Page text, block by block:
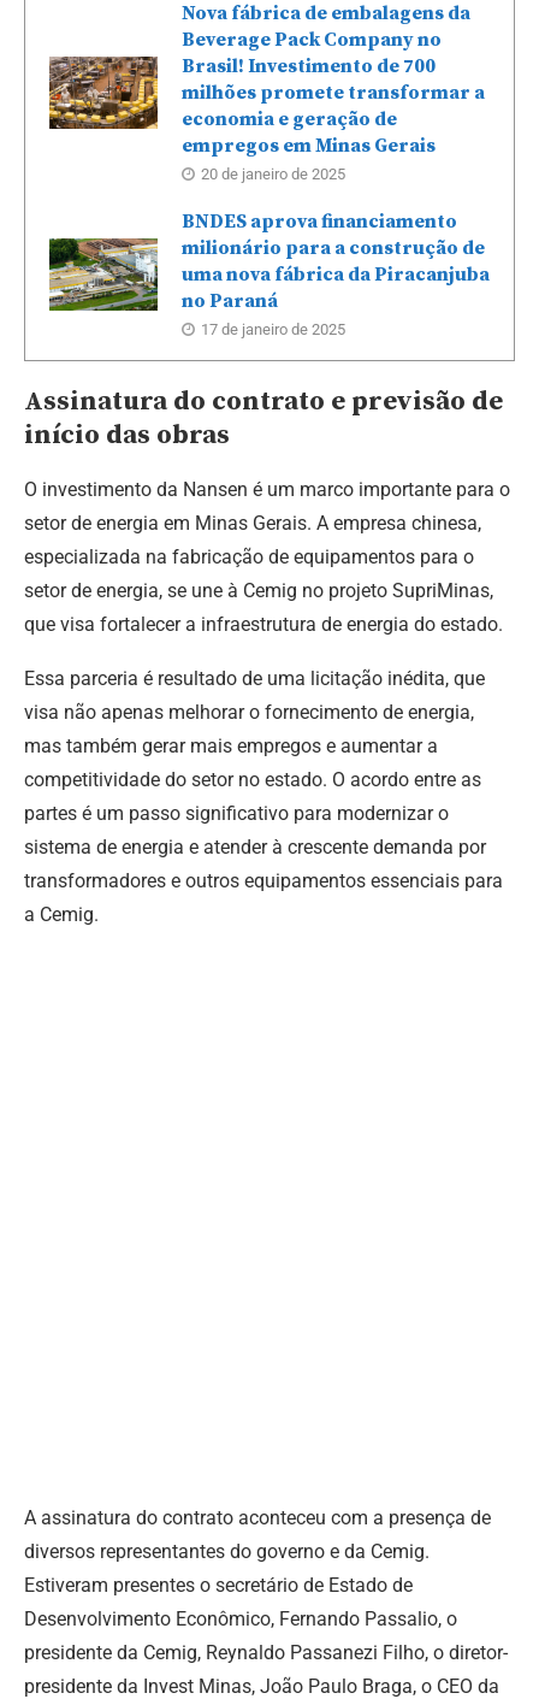
Nova fábrica de embalagens da
Beverage Pack Company no
Brasil! Investimento de 700
milhões promete transformar a
economia e geração de
empregos em Minas Gerais
20 de janeiro de 2025
BNDES aprova financiamento
milionário para a construção de
uma nova fábrica da Piracanjuba
no Paraná
17 de janeiro de 2025
Assinatura do contrato e previsão de
início das obras
O investimento da Nansen é um marco importante para o
setor de energia em Minas Gerais. A empresa chinesa,
especializada na fabricação de equipamentos para o
setor de energia, se une à Cemig no projeto SupriMinas,
que visa fortalecer a infraestrutura de energia do estado.
Essa parceria é resultado de uma licitação inédita, que
visa não apenas melhorar o fornecimento de energia,
mas também gerar mais empregos e aumentar a
competitividade do setor no estado. O acordo entre as
partes é um passo significativo para modernizar o
sistema de energia e atender à crescente demanda por
transformadores e outros equipamentos essenciais para
a Cemig.
A assinatura do contrato aconteceu com a presença de
diversos representantes do governo e da Cemig.
Estiveram presentes o secretário de Estado de
Desenvolvimento Econômico, Fernando Passalio, o
presidente da Cemig, Reynaldo Passanezi Filho, o diretor-
presidente da Invest Minas, João Paulo Braga, o CEO da